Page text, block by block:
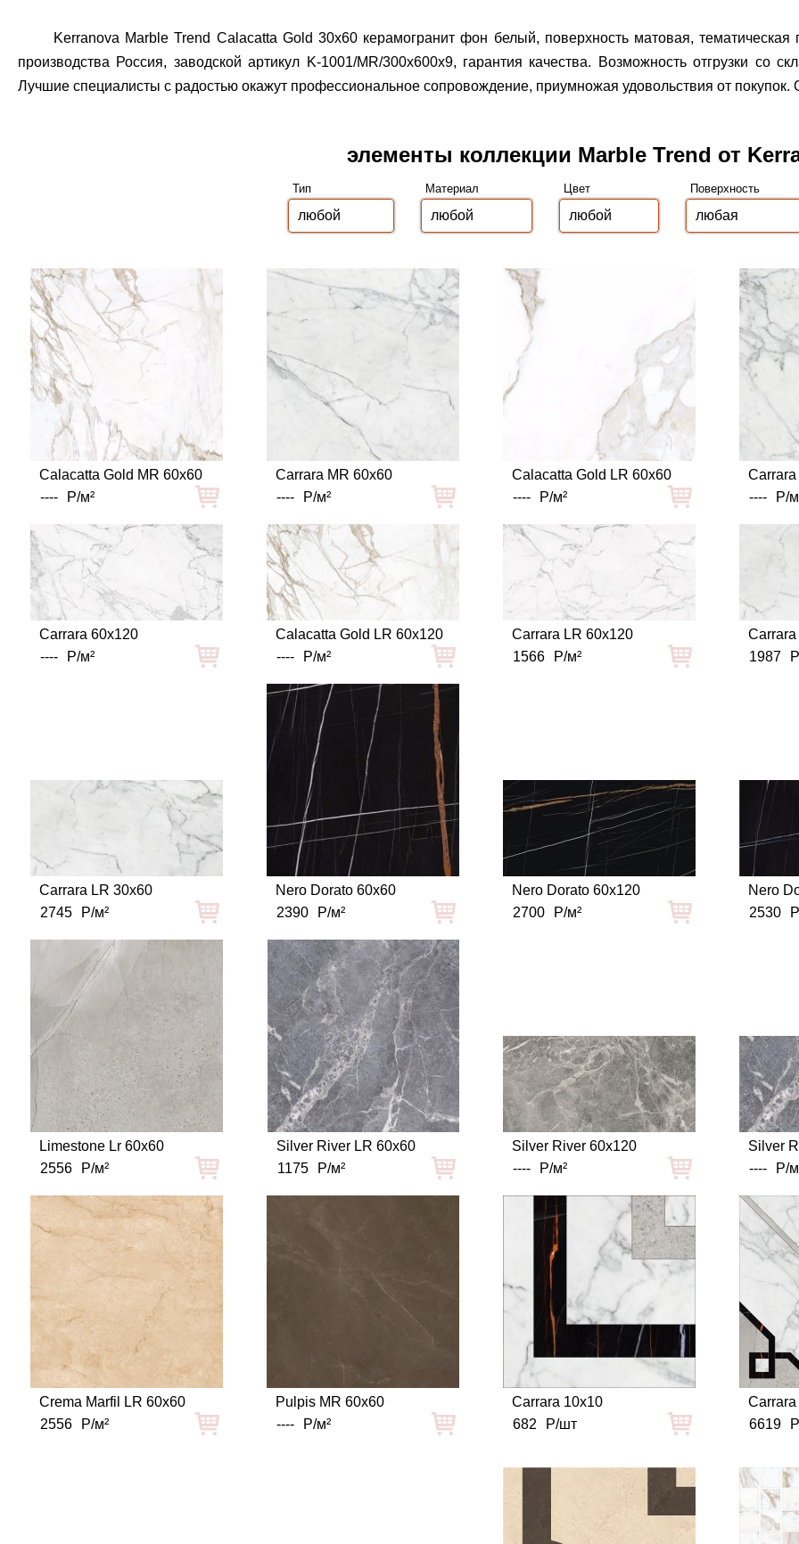
Kerranova Marble Trend Calacatta Gold 30x60 керамогранит фон белый, поверхность матовая,
производства Россия, заводской артикул K-1001/MR/300x600x9, гарантия качества. Возможность отгрузки со
Лучшие специалисты с радостью окажут профессиональное сопровождение, приумножая удовольствия от
элементы коллекции Marble Trend от
Тип Материал Цвет Поверхность
Calacatta Gold MR 60x60
----
Р/м²
Carrara MR 60x60
----
Р/м²
Calacatta Gold LR 60x60
----
Р/м²
----
Р/
Carrara 60x120
----
Р/м²
Calacatta Gold LR 60x120
----
Р/м²
Carrara LR 60x120
1566
Р/м²
1987
Carrara LR 30x60
2745
Р/м²
Nero Dorato 60x60
2390
Р/м²
Nero Dorato 60x120
2700
Р/м²
Nero
2530
Limestone Lr 60x60
2556
Р/м²
Silver River LR 60x60
1175
Р/м²
Silver River 60x120
----
Р/м²
Silver
----
Р/
Crema Marfil LR 60x60
2556
Р/м²
Pulpis MR 60x60
----
Р/м²
Carrara 10x10
682
Р/шт
6619